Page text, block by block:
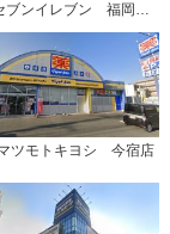
セブンイレブン 福岡横浜2丁目店
ツモトキヨシ 今宿店